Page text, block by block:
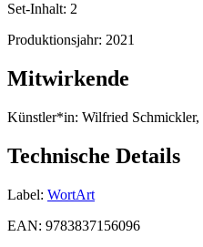
Set-Inhalt: 2
Produktionsjahr: 2021
Mitwirkende
Künstler*in: Wilfried Schmickler,
Technische Details
Label: WortArt
EAN: 9783837156096